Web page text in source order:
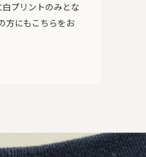
プリントのみとな
方にもこちらをお